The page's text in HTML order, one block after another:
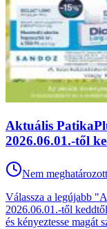
Aktuális
2026.06.01.-től
Nem meghatározott
Válassza a legújabb
2026.06.01.-től
és kényeztesse magát